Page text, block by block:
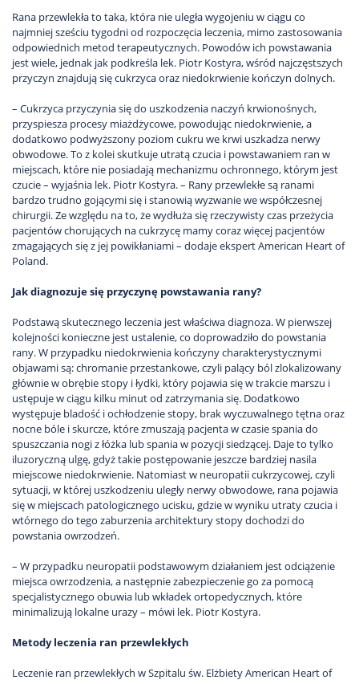
Rana przewlekła to taka, która nie uległa wygojeniu w ciągu co
najmniej sześciu tygodni od rozpoczęcia leczenia, mimo zastosowania
odpowiednich metod terapeutycznych. Powodów ich powstawania
jest wiele, jednak jak podkreśla lek. Piotr Kostyra, wśród najczęstszych
przyczyn znajdują się cukrzyca oraz niedokrwienie kończyn dolnych.
– Cukrzyca przyczynia się do uszkodzenia naczyń krwionośnych,
przyspiesza procesy miażdżycowe, powodując niedokrwienie, a
dodatkowo podwyższony poziom cukru we krwi uszkadza nerwy
obwodowe. To z kolei skutkuje utratą czucia i powstawaniem ran w
miejscach, które nie posiadają mechanizmu ochronnego, którym jest
czucie – wyjaśnia lek. Piotr Kostyra. – Rany przewlekłe są ranami
bardzo trudno gojącymi się i stanowią wyzwanie we współczesnej
chirurgii. Ze względu na to, że wydłuża się rzeczywisty czas przeżycia
pacjentów chorujących na cukrzycę mamy coraz więcej pacjentów
zmagających się z jej powikłaniami – dodaje ekspert American Heart of
Poland.
Jak diagnozuje się przyczynę powstawania rany?
Podstawą skutecznego leczenia jest właściwa diagnoza. W pierwszej
kolejności konieczne jest ustalenie, co doprowadziło do powstania
rany. W przypadku niedokrwienia kończyny charakterystycznymi
objawami są: chromanie przestankowe, czyli palący ból zlokalizowany
głównie w obrębie stopy i łydki, który pojawia się w trakcie marszu i
ustępuje w ciągu kilku minut od zatrzymania się. Dodatkowo
występuje bladość i ochłodzenie stopy, brak wyczuwalnego tętna oraz
nocne bóle i skurcze, które zmuszają pacjenta w czasie spania do
spuszczania nogi z łóżka lub spania w pozycji siedzącej. Daje to tylko
iluzoryczną ulgę, gdyż takie postępowanie jeszcze bardziej nasila
miejscowe niedokrwienie. Natomiast w neuropatii cukrzycowej, czyli
sytuacji, w której uszkodzeniu uległy nerwy obwodowe, rana pojawia
się w miejscach patologicznego ucisku, gdzie w wyniku utraty czucia i
wtórnego do tego zaburzenia architektury stopy dochodzi do
powstania owrzodzeń.
– W przypadku neuropatii podstawowym działaniem jest odciążenie
miejsca owrzodzenia, a następnie zabezpieczenie go za pomocą
specjalistycznego obuwia lub wkładek ortopedycznych, które
minimalizują lokalne urazy – mówi lek. Piotr Kostyra.
Metody leczenia ran przewlekłych
Leczenie ran przewlekłych w Szpitalu św. Elżbiety American Heart of